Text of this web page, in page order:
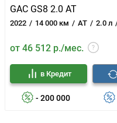
GAC GS8 2.0 AT
2022 14 000 км AT 2.0 л
от 46 512 р./мес.
- 200 000
в Кредит